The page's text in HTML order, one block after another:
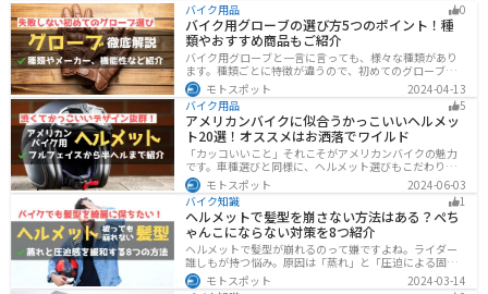
バイク用品 0
バイク用グローブの選び方5つのポイント！種
類やおすすめ商品もご紹介
バイク用グローブと一言に言っても、様々な種類があり
ます。種類ごとに特徴が違うので、初めてのグローブ選
びで失敗しないように、しっかりと理解して選ぶように
しましょう。この記事では、特徴やメリットデメリッ
ト、有名メーカーなど初心者が知っておくべきことをま
とめました。
モトスポット
2024-04-13
バイク用品
5
アメリカンバイクに似合うかっこいいヘルメッ
ト20選！オススメはお洒落でワイルド
「カッコいいこと」それこそがアメリカンバイクの魅力
です。車種選びと同様に、ヘルメット選びもこだわりた
いところですよね。アメリカンバイクの魅力をもっと引
き立ててくれるオススメのヘルメットを紹介します。
モトスポット
2024-06-03
バイク知識
1
ヘルメットで髪型を崩さない方法はある？ぺち
ゃんこにならない対策を8つ紹介
ヘルメットで髪型が崩れるのって嫌ですよね。ライダー
誰しもが持つ悩み。原因は「蒸れ」と「圧迫による固
定」です。原因に対してしっかりと対策すればヘルメッ
トを被っても髪型を崩さなくすることは可能です。今回
モトスポット
2024-03-14